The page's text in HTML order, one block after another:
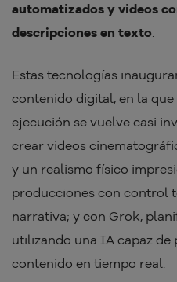
automatizados y videos
descripciones en texto.
Estas tecnologías
contenido digital, en la
ejecución se vuelve casi
crear videos
y un realismo físico
producciones con control
narrativa; y con Grok,
utilizando una IA capaz de
contenido en tiempo real.